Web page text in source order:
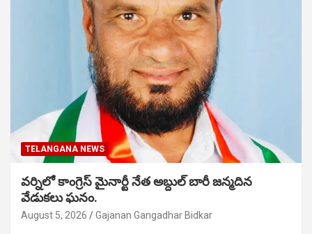
TELANGANA NEWS
వర్నిలో కాంగ్రెస్ మైనార్టీ నేత అబ్దుల్ బారీ జన్మదిన
వేడుకలు ఘనం.
August 5, 2026 Gajanan Gangadhar Bidkar